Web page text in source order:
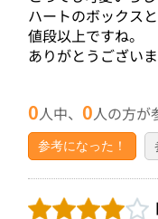
ハートのボックス
値段以上ですね。
ありがとうございま
0人中、0人の方が
参考になった！